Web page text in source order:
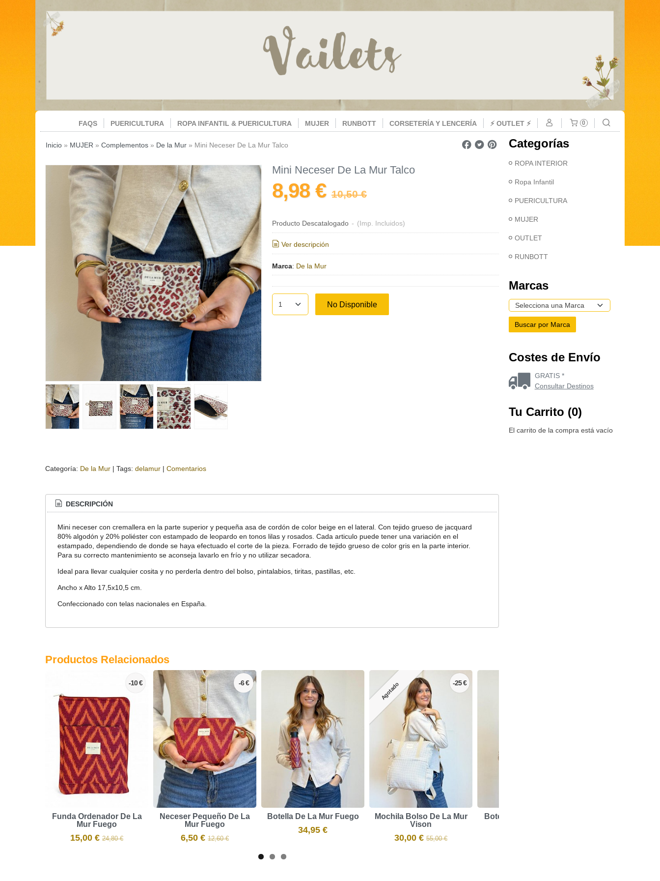
FAQS PUERICULTURA ROPA INFANTIL & PUERICULTURA MUJER RUNBOTT CORSETERÍA Y LENCERÍA ⚡ OUTLET ⚡ 0
Inicio » MUJER » Complementos » De la Mur » Mini Neceser De La Mur Talco
Mini Neceser De La Mur Talco
8,98 € 10,50 €
Producto Descatalogado - (Imp. Incluidos)
Ver descripción
Marca: De la Mur
No Disponible
Categoría: De la Mur | Tags: delamur | Comentarios
DESCRIPCIÓN
Mini neceser con cremallera en la parte superior y pequeña asa de cordón de color beige en el lateral. Con tejido grueso de jacquard
80% algodón y 20% poliéster con estampado de leopardo en tonos lilas y rosados. Cada articulo puede tener una variación en el
estampado, dependiendo de donde se haya efectuado el corte de la pieza. Forrado de tejido grueso de color gris en la parte interior.
Para su correcto mantenimiento se aconseja lavarlo en frío y no utilizar secadora.
Ideal para llevar cualquier cosita y no perderla dentro del bolso, pintalabios, tiritas, pastillas, etc.
Ancho x Alto 17,5x10,5 cm.
Confeccionado con telas nacionales en España.
Productos Relacionados
-10 €
Funda Ordenador De La
Mur Fuego
15,00 € 24,80 €
-6 €
Neceser Pequeño De La
Mur Fuego
6,50 € 12,60 €
Botella De La Mur Fuego
34,95 €
Agotado -25 €
Mochila Bolso De La Mur
Vison
30,00 € 55,00 €
Botella De La Mur Vison
Categorías
ROPA INTERIOR
Ropa Infantil
PUERICULTURA
MUJER
OUTLET
RUNBOTT
Marcas
Costes de Envío
GRATIS *
Consultar Destinos
Tu Carrito (0)
El carrito de la compra está vacío